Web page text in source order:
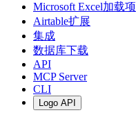
Microsoft Excel加载项
Airtable扩展
集成
数据库下载
API
MCP Server
CLI
Logo API